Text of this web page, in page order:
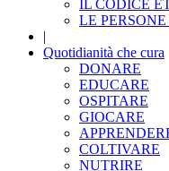
IL CODICE
LE
|
Quotidianità che cura
DONARE
EDUCARE
OSPITARE
GIOCARE
COLTIVARE
NUTRIRE